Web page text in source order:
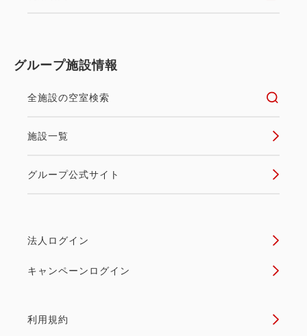
グループ施設情報
全施設の空室検索
施設一覧
グループ公式サイト
法人ログイン
キャンペーンログイン
利用規約